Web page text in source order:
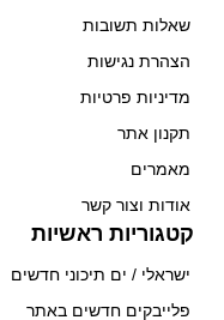
שאלות תשובות
הצהרת נגישות
מדיניות פרטיות
תקנון אתר
מאמרים
אודות וצור קשר
קטגוריות ראשיות
ישראלי / ים תיכוני חדשים
פלייבקים חדשים באתר